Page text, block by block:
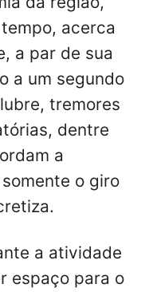
acerca
a par de sua
a um segundo
tremores
dentre
a
o giro
a atividade
espaço para o